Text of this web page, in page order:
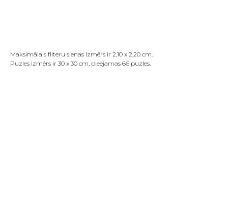
Maksimālais fliteru sienas izmērs ir 2,10 x 2,20 cm.
Puzles izmērs ir 30 x 30 cm, pieejamas 66 puzles.